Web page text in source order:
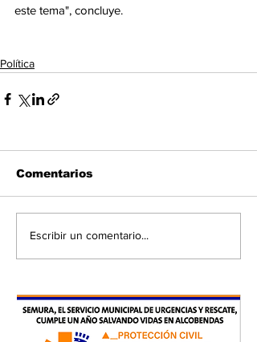
este tema", concluye.
Política
Comentarios
Escribir un comentario...